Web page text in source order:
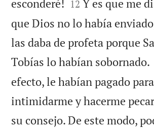
esconderé! 12 Y es que me
que Dios no lo había
las daba de profeta porque
Tobías lo habían sobornado.
efecto, le habían pagado para
intimidarme y hacerme
su consejo. De este modo,